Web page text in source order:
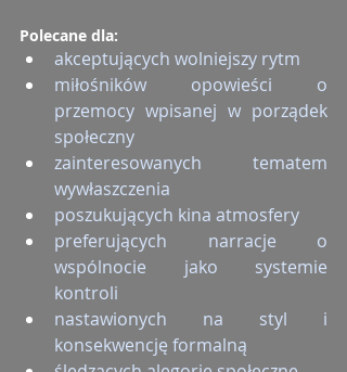
Polecane dla:
akceptujących wolniejszy rytm
miłośników opowieści o
przemocy wpisanej w porządek
społeczny
zainteresowanych tematem
wywłaszczenia
poszukujących kina atmosfery
preferujących narracje o
wspólnocie jako systemie
kontroli
nastawionych na styl i
konsekwencję formalną